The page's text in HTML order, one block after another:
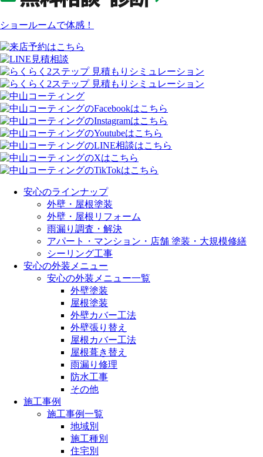
ショールームで体感！
安心のラインナップ
外壁・屋根塗装
外壁・屋根リフォーム
雨漏り調査・解決
アパート・マンション・店舗 塗装・大規模修繕
シーリング工事
安心の外装メニュー
安心の外装メニュー一覧
外壁塗装
屋根塗装
外壁カバー工法
外壁張り替え
屋根カバー工法
屋根葺き替え
雨漏り修理
防水工事
その他
施工事例
施工事例一覧
地域別
施工種別
住宅別